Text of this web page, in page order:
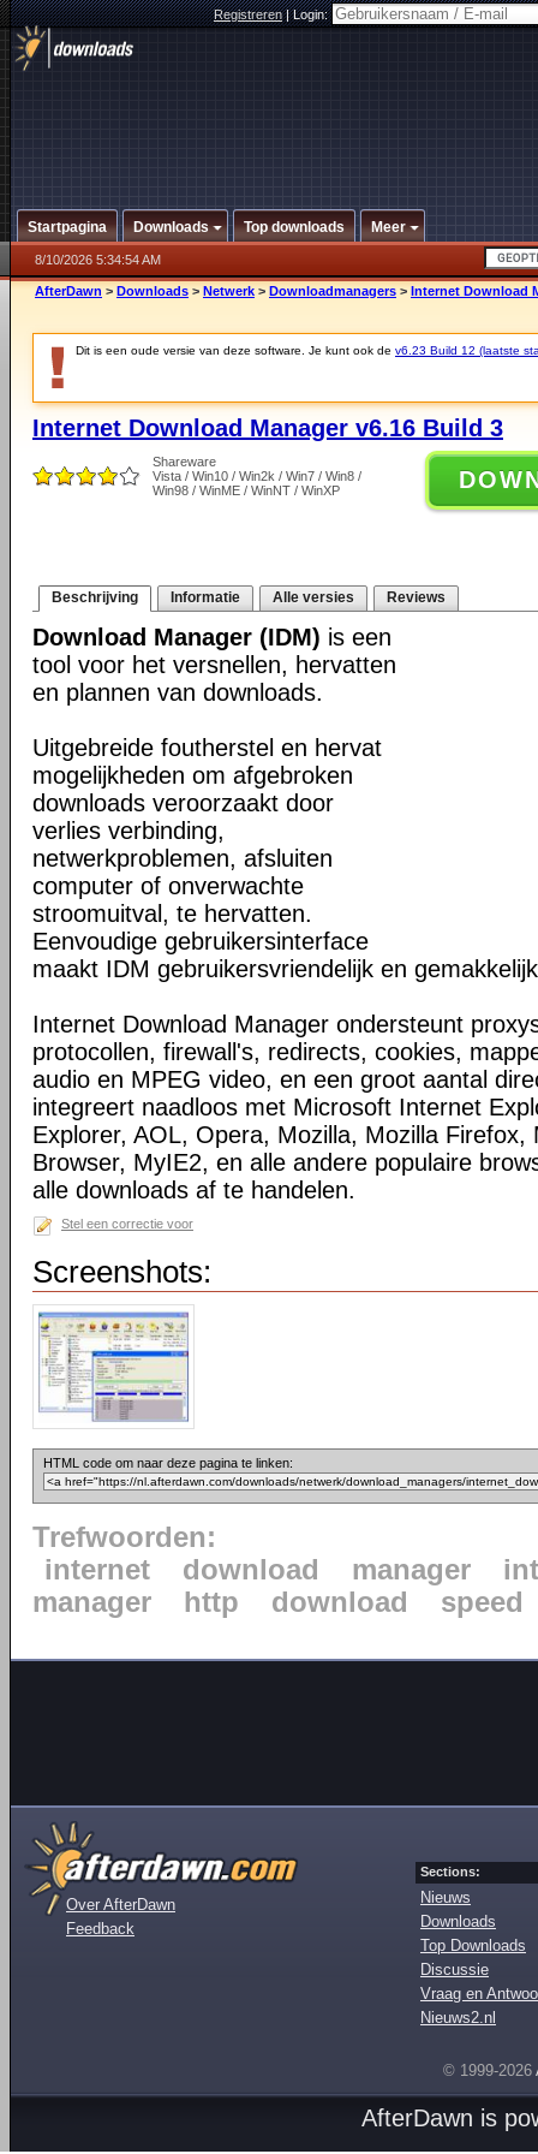
Registreren|Login:
Startpagina Downloads Top downloads Meer
8/10/2026 5:34:54 AM
AfterDawn > Downloads > Netwerk > Downloadmanagers > Internet Download
Dit is een oude versie van deze software. Je kunt ook de v6.23 Build 12 (laatste
Internet Download Manager v6.16 Build 3
Shareware
Vista / Win10 / Win2k / Win7 / Win8 /
Win98 / WinME / WinNT / WinXP
Beschrijving Informatie Alle versies Reviews
Download Manager (IDM) is een
tool voor het versnellen, hervatten
en plannen van downloads.
Uitgebreide foutherstel en hervat
mogelijkheden om afgebroken
downloads veroorzaakt door
verlies verbinding,
netwerkproblemen, afsluiten
computer of onverwachte
stroomuitval, te hervatten.
Eenvoudige gebruikersinterface
maakt IDM gebruikersvriendelijk en
Internet Download Manager ondersteunt
protocollen, firewall's, redirects, cookies,
audio en MPEG video, en een groot aantal
integreert naadloos met Microsoft Internet
Explorer, AOL, Opera, Mozilla, Mozilla Firefox,
Browser, MyIE2, en alle andere populaire
alle downloads af te handelen.
Stel een correctie voor
Screenshots:
HTML code om naar deze pagina te linken:
Trefwoorden:
internet
download manager
manager
http download speed
Over AfterDawn
Feedback
Sections:
Nieuws
Downloads
Top Downloads
Discussie
Vraag en
Nieuws2.nl
© 1999-2026
AfterDawn is